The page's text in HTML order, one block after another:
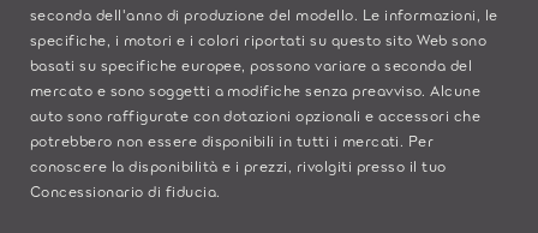
seconda dell'anno di produzione del modello. Le informazioni, le
specifiche, i motori e i colori riportati su questo sito Web sono
basati su specifiche europee, possono variare a seconda del
mercato e sono soggetti a modifiche senza preavviso. Alcune
auto sono raffigurate con dotazioni opzionali e accessori che
potrebbero non essere disponibili in tutti i mercati. Per
conoscere la disponibilità e i prezzi, rivolgiti presso il tuo
Concessionario di fiducia.